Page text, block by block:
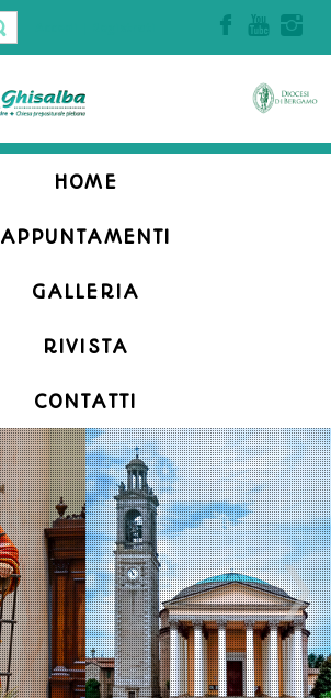
HOME
APPUNTAMENTI
GALLERIA
RIVISTA
CONTATTI